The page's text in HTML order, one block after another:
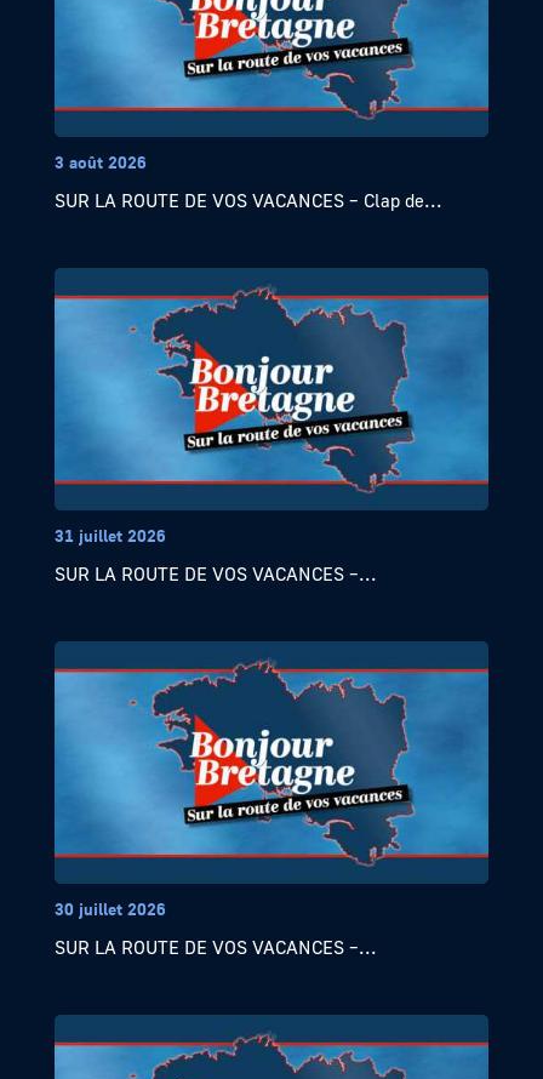
3 août 2026
SUR LA ROUTE DE VOS VACANCES – Clap de...
31 juillet 2026
SUR LA ROUTE DE VOS VACANCES –...
30 juillet 2026
SUR LA ROUTE DE VOS VACANCES –...